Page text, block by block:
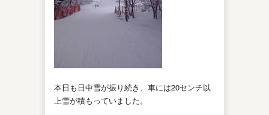
本日も日中雪が振り続き、車には20センチ以
上雪が積もっていました。